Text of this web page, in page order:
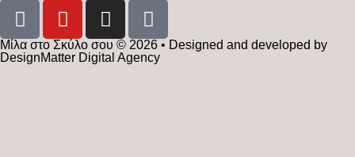
Μίλα στο Σκύλο σου © 2026 • Designed and developed by
DesignMatter Digital Agency